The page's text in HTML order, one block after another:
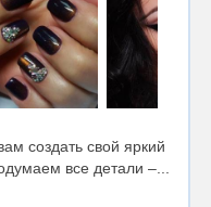
создать свой яркий
все детали –...